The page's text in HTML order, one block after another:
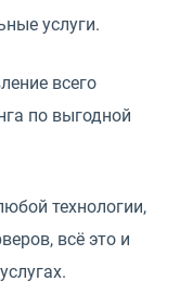
услуги.
всего
по выгодной
технологии,
всё это и